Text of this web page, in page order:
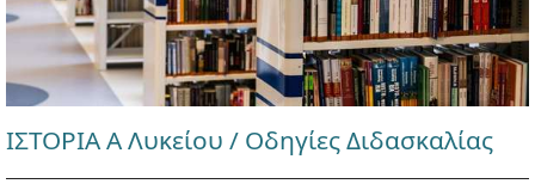
ΙΣΤΟΡΙΑ Α Λυκείου / Οδηγίες Διδασκαλίας